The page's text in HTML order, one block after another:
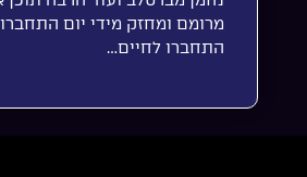
מרומם ומחזק מידי יום התחברו
התחברו לחיים…